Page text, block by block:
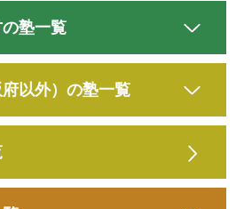
塾一覧
以外）の塾一覧